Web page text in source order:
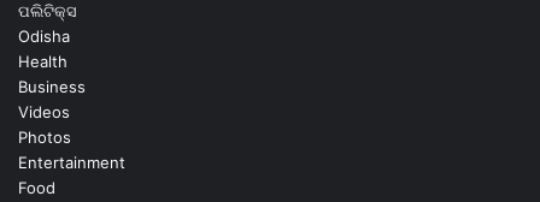
ପଲିଟିକ୍ସ
Odisha
Health
Business
Videos
Photos
Entertainment
Food